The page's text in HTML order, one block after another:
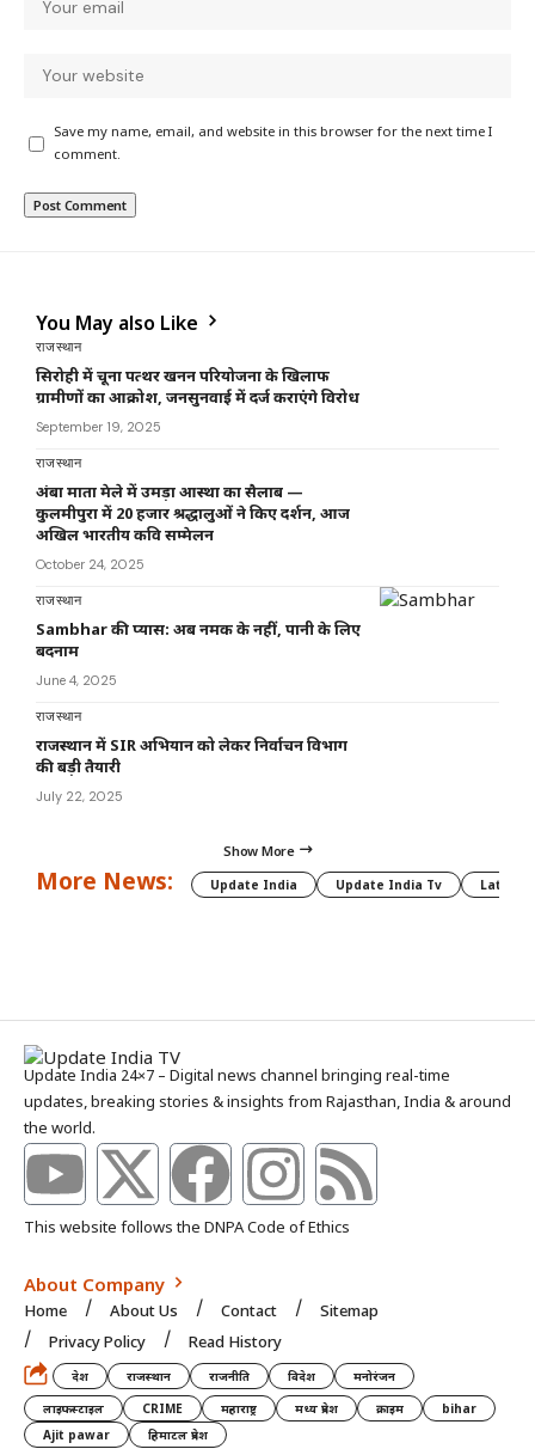
Save my name, email, and website in this browser for the next time I
comment.
You May also Like
राजस्थान
सिरोही में चूना पत्थर खनन परियोजना के खिलाफ
ग्रामीणों का आक्रोश, जनसुनवाई में दर्ज कराएंगे विरोध
September 19, 2025
राजस्थान
अंबा माता मेले में उमड़ा आस्था का सैलाब —
कुलमीपुरा में 20 हजार श्रद्धालुओं ने किए दर्शन, आज
अखिल भारतीय कवि सम्मेलन
October 24, 2025
राजस्थान
Sambhar की प्यास: अब नमक के नहीं, पानी के लिए
बदनाम
June 4, 2025
राजस्थान
राजस्थान में SIR अभियान को लेकर निर्वाचन विभाग
की बड़ी तैयारी
July 22, 2025
Show More
More News: Update India Update India Tv Latest
Update India 24×7 – Digital news channel bringing real-time
updates, breaking stories & insights from Rajasthan, India & around
the world.
This website follows the DNPA Code of Ethics
About Company
Home About Us Contact
Sitemap
Privacy Policy
Read History
देश राजस्थान राजनीति विदेश
मनोरंजन
लाइफस्टाइल
CRIME महाराष्ट्र मध्य प्रदेश क्राइम
bihar
Ajit pawar
हिमाटल प्रदेश